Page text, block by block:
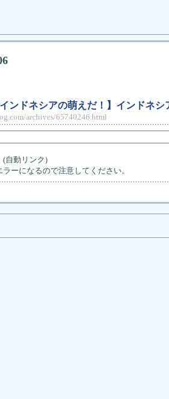
インドネシアの萌えだ！】インドネ
archives/65740246.html
(自動リンク)
ーになるので注意してください。